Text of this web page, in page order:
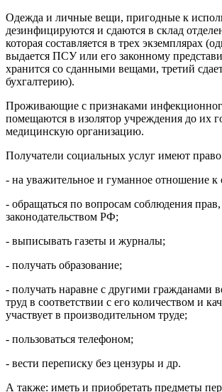
Одежда и личные вещи, пригодные к
дезинфицируются и сдаются в склад
которая составляется в трех экземплярах
выдается ПСУ или его законному
хранится со сданными вещами, третий
бухгалтерию).
Проживающие с признаками
помещаются в изолятор учреждения до их
медицинскую организацию.
Получатели социальных услуг имеют
- на уважительное и гуманное отношение к
- обращаться по вопросам соблюдения
законодательством РФ;
- выписывать газеты и журналы;
- получать образование;
- получать наравне с другими гражданами
труд в соответствии с его количеством и
участвует в производительном труде;
- пользоваться телефоном;
- вести переписку без цензуры и др.
А также: иметь и приобретать предметы